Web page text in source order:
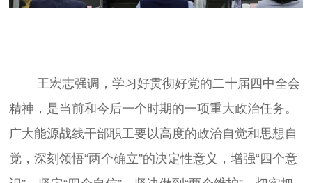
精神，是当前和今后一个时期的一项重大政治任务。
广大能源战线干部职工要以高度的政治自觉和思想自
觉，深刻领悟“两个确立”的决定性意义，增强“四个意